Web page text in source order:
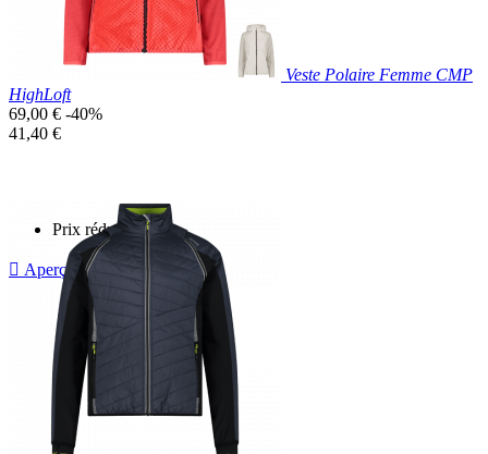
Veste Polaire Femme CMP
HighLoft
Prix
de
69,00 € -40%
Prix
41,40 €
Prix réduit
 Aperçu rapide
Saumon